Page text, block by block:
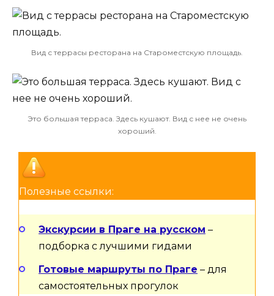
Вид с террасы ресторана на Староместскую площадь.
Это большая терраса. Здесь кушают. Вид с нее не очень
хороший.
Полезные ссылки:
Экскурсии в Праге на русском –
подборка с лучшими гидами
Готовые маршруты по Праге – для
самостоятельных прогулок